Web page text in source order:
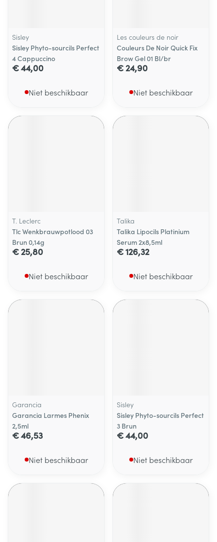
Sisley
Sisley Phyto-sourcils Perfect
4 Cappuccino
€ 44,00
Niet beschikbaar
Les couleurs de noir
Couleurs De Noir Quick Fix
Brow Gel 01 Bl/br
€ 24,90
Niet beschikbaar
T. Leclerc
Tlc Wenkbrauwpotlood 03
Brun 0,14g
€ 25,80
Niet beschikbaar
Talika
Talika Lipocils Platinium
Serum 2x8,5ml
€ 126,32
Niet beschikbaar
Garancia
Garancia Larmes Phenix
2,5ml
€ 46,53
Niet beschikbaar
Sisley
Sisley Phyto-sourcils Perfect
3 Brun
€ 44,00
Niet beschikbaar